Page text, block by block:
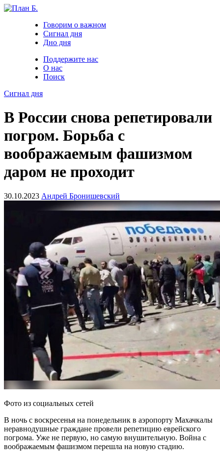
Говорим о важном
Сигнал дня
Дно дня
Поддержите нас
О нас
Поиск
Сигнал дня
В России снова репетировали
погром. Борьба с
воображаемым фашизмом
даром не проходит
30.10.2023 Андрей Бронишевский
Фото из социальных сетей
В ночь с воскресенья на понедельник в аэропорту Махачкалы
неравнодушные граждане провели репетицию еврейского
погрома. Уже не первую, но самую внушительную. Война с
воображаемым фашизмом перешла на новую стадию.